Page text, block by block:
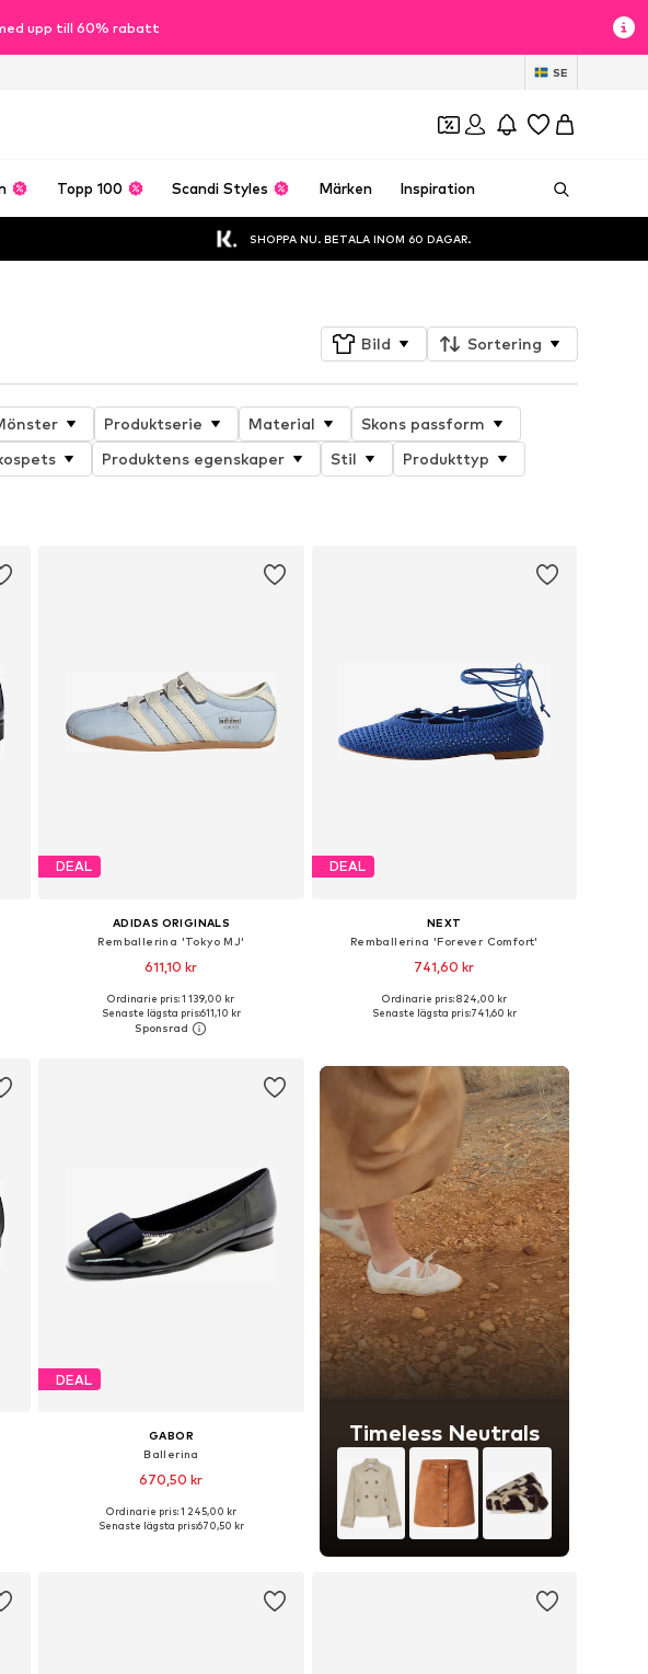
upp till 60% rabatt
SE
Topp 100 Scandi Styles Märken Inspiration
SHOPPA NU. BETALA INOM 60 DAGAR.
Bild Sortering
Produktserie Material
Skons passform
Produktens egenskaper Stil
Produkttyp
DEAL
ADIDAS ORIGINALS
Remballerina 'Tokyo MJ'
611,10 kr
Tillgänglig i många storlekar
Lägg till i varukorgen
Ordinarie pris: 1 139,00 kr
Senaste lägsta pris:611,10 kr
DEAL
NEXT
Remballerina 'Forever Comfort'
741,60 kr
Tillgänglig i många storlekar
Ordinarie pris: 824,00 kr
Senaste lägsta pris:741,60 kr
41
DEAL
GABOR
Ballerina
670,50 kr
Tillgängliga storlekar: 35, 37, 38,5, 39, 40
Ordinarie pris: 1 245,00 kr
Senaste lägsta pris:670,50 kr
Timeless Neutrals